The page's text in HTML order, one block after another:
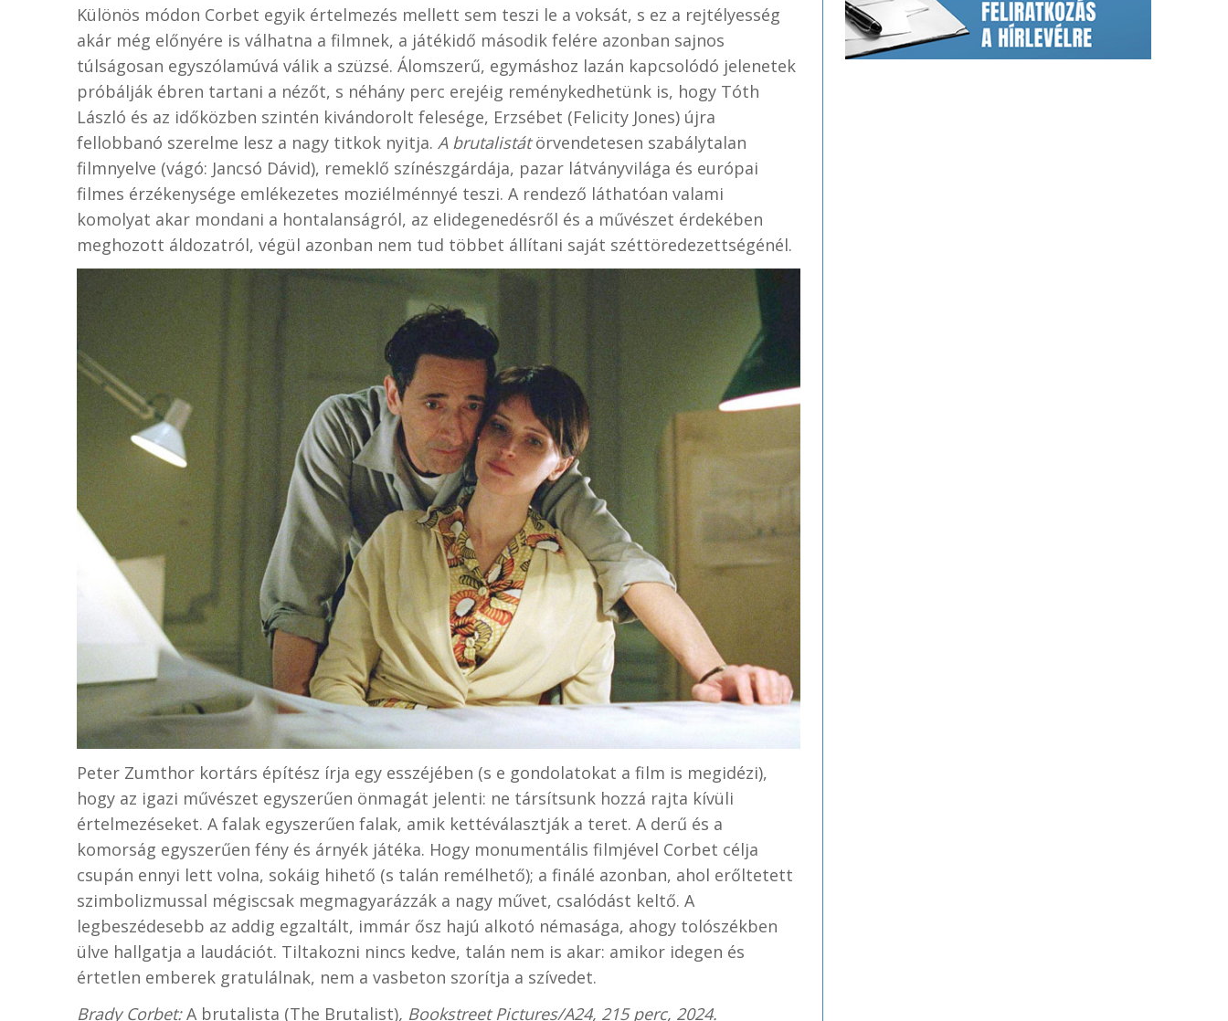
Különös módon Corbet egyik értelmezés mellett sem teszi le a voksát, s ez a rejtélyesség
akár még előnyére is válhatna a filmnek, a játékidő második felére azonban sajnos
túlságosan egyszólamúvá válik a szüzsé. Álomszerű, egymáshoz lazán kapcsolódó jelenetek
próbálják ébren tartani a nézőt, s néhány perc erejéig reménykedhetünk is, hogy Tóth
László és az időközben szintén kivándorolt felesége, Erzsébet (Felicity Jones) újra
fellobbanó szerelme lesz a nagy titkok nyitja. A brutalistátörvendetesen szabálytalan
filmnyelve (vágó: Jancsó Dávid), remeklő színészgárdája, pazar látványvilága és európai
filmes érzékenysége emlékezetes moziélménnyé teszi. A rendező láthatóan valami
komolyat akar mondani a hontalanságról, az elidegenedésről és a művészet érdekében
meghozott áldozatról, végül azonban nem tud többet állítani saját széttöredezettségénél.
Peter Zumthor kortárs építész írja egy esszéjében (s e gondolatokat a film is megidézi),
hogy az igazi művészet egyszerűen önmagát jelenti: ne társítsunk hozzá rajta kívüli
értelmezéseket. A falak egyszerűen falak, amik kettéválasztják a teret. A derű és a
komorság egyszerűen fény és árnyék játéka. Hogy monumentális filmjével Corbet célja
csupán ennyi lett volna, sokáig hihető (s talán remélhető); a finálé azonban, ahol erőltetett
szimbolizmussal mégiscsak megmagyarázzák a nagy művet, csalódást keltő. A
legbeszédesebb az addig egzaltált, immár ősz hajú alkotó némasága, ahogy tolószékben
ülve hallgatja a laudációt. Tiltakozni nincs kedve, talán nem is akar: amikor idegen és
értetlen emberek gratulálnak, nem a vasbeton szorítja a szívedet.
Brady Corbet:A brutalista (The Brutalist), Bookstreet Pictures/A24, 215 perc, 2024.